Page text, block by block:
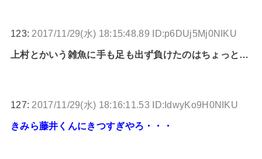
123: 2017/11/29(水) 18:15:48.89 ID:p6DUj5Mj0NIKU
上村とかいう雑魚に手も足も出ず負けたのはちょっと…
127: 2017/11/29(水) 18:16:11.53 ID:IdwyKo9H0NIKU
きみら藤井くんにきつすぎやろ・・・